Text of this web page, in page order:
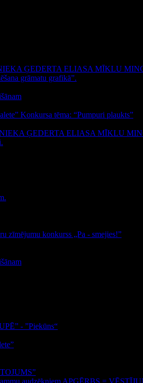
ĢEDERTA ELIASA MĪKLU
grāmatu grafikā”.
Konkursa tēma: “Pumpuri plaukts”
ĢEDERTA ELIASA MĪKLU
zīmējumu konkurss „Pa - smejies!”
- ”Piekūns“
audzēkņiem APĢĒRBS =